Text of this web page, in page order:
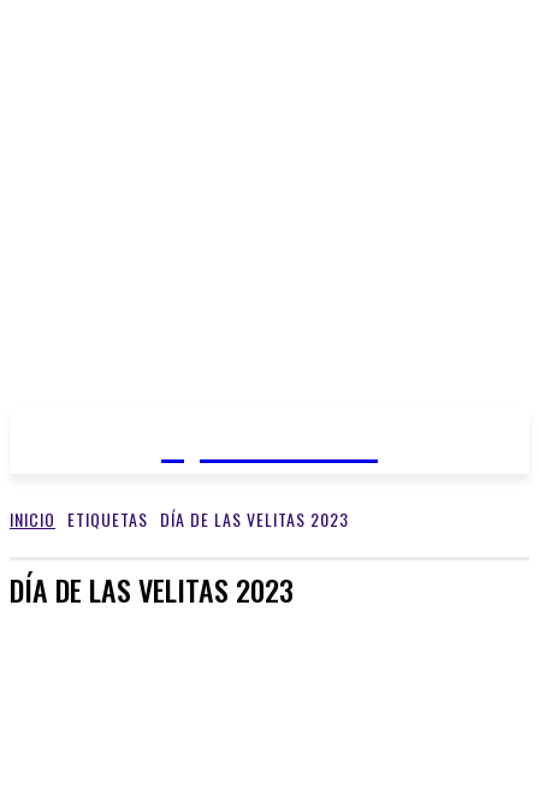
INICIO ETIQUETAS DÍA DE LAS VELITAS 2023
DÍA DE LAS VELITAS 2023